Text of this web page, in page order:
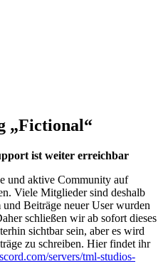
„Fictional“
ist weiter erreichbar
und aktive Community auf
Viele Mitglieder sind deshalb
Beiträge neuer User wurden
schließen wir ab sofort dieses
sichtbar sein, aber es wird
zu schreiben. Hier findet ihr
servers/tml-studios-